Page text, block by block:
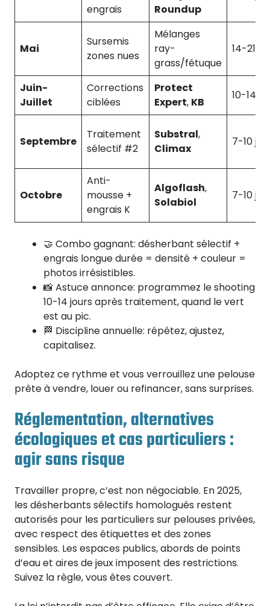
engrais
Roundup
Mai
Sursemis
zones nues
Mélanges
ray-
grass/fétuque
14-21 j
Juin-
Juillet
Corrections
ciblées
Protect
Expert, KB
10-14 j
Septembre
Traitement
sélectif #2
Substral,
Climax
7-10 j
Octobre
Anti-
mousse +
engrais K
Algoflash,
Solabiol
7-10 j
🤝 Combo gagnant: désherbant sélectif +
engrais longue durée = densité + couleur =
photos irrésistibles.
📸 Astuce annonce: programmez le shooting
10-14 jours après traitement, quand le vert
est au pic.
🏁 Discipline annuelle: répétez, ajustez,
capitalisez.
Adoptez ce rythme et vous verrouillez une pelouse
prête à vendre, louer ou refinancer, sans surprises.
Réglementation, alternatives
écologiques et cas particuliers :
agir sans risque
Travailler propre, c’est non négociable. En 2025,
les désherbants sélectifs homologués restent
autorisés pour les particuliers sur pelouses privées,
avec respect des étiquettes et des zones
sensibles. Les espaces publics, abords de points
d’eau et aires de jeux imposent des restrictions.
Suivez la règle, vous êtes couvert.